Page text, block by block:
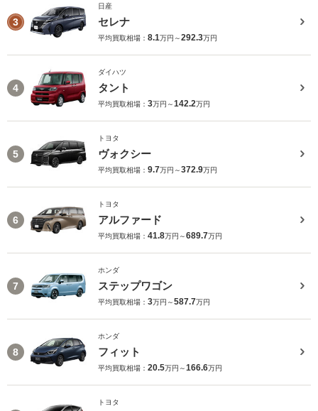
3
日産
セレナ
平均買取相場： 8.1万円～292.3万円
4
ダイハツ
タント
平均買取相場： 3万円～142.2万円
5
トヨタ
ヴォクシー
平均買取相場： 9.7万円～372.9万円
6
トヨタ
アルファード
平均買取相場： 41.8万円～689.7万円
7
ホンダ
ステップワゴン
平均買取相場： 3万円～587.7万円
8
ホンダ
フィット
平均買取相場： 20.5万円～166.6万円
トヨタ